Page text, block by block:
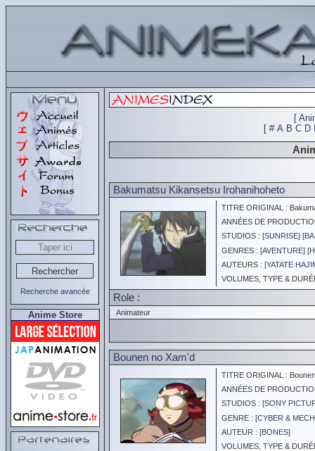
Recherche avancée
Anime Store
[
[ # A B C D
Bakumatsu Kikansetsu Irohanihoheto
TITRE ORIGINAL :
ANNÉES DE
STUDIOS : [SUNRISE] [
GENRES : [AVENTURE] [
AUTEURS : [YATATE
VOLUMES, TYPE &
Role :
Animateur
Bounen no Xam'd
TITRE ORIGINAL :
ANNÉES DE
STUDIOS : [SONY
GENRE : [CYBER &
AUTEUR : [BONES]
VOLUMES, TYPE &